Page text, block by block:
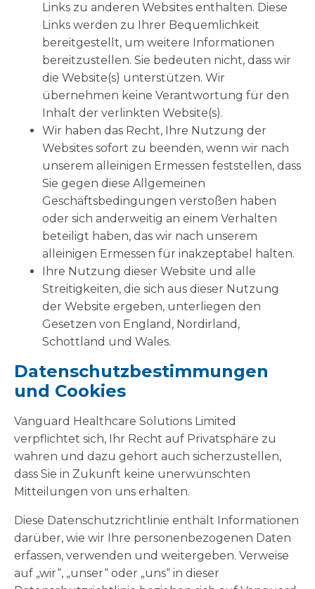
Links zu anderen Websites enthalten. Diese
Links werden zu Ihrer Bequemlichkeit
bereitgestellt, um weitere Informationen
bereitzustellen. Sie bedeuten nicht, dass wir
die Website(s) unterstützen. Wir
übernehmen keine Verantwortung für den
Inhalt der verlinkten Website(s).
Wir haben das Recht, Ihre Nutzung der
Websites sofort zu beenden, wenn wir nach
unserem alleinigen Ermessen feststellen, dass
Sie gegen diese Allgemeinen
Geschäftsbedingungen verstoßen haben
oder sich anderweitig an einem Verhalten
beteiligt haben, das wir nach unserem
alleinigen Ermessen für inakzeptabel halten.
Ihre Nutzung dieser Website und alle
Streitigkeiten, die sich aus dieser Nutzung
der Website ergeben, unterliegen den
Gesetzen von England, Nordirland,
Schottland und Wales.
Datenschutzbestimmungen
und Cookies
Vanguard Healthcare Solutions Limited
verpflichtet sich, Ihr Recht auf Privatsphäre zu
wahren und dazu gehört auch sicherzustellen,
dass Sie in Zukunft keine unerwünschten
Mitteilungen von uns erhalten.
Diese Datenschutzrichtlinie enthält Informationen
darüber, wie wir Ihre personenbezogenen Daten
erfassen, verwenden und weitergeben. Verweise
auf „wir“, „unser“ oder „uns“ in dieser